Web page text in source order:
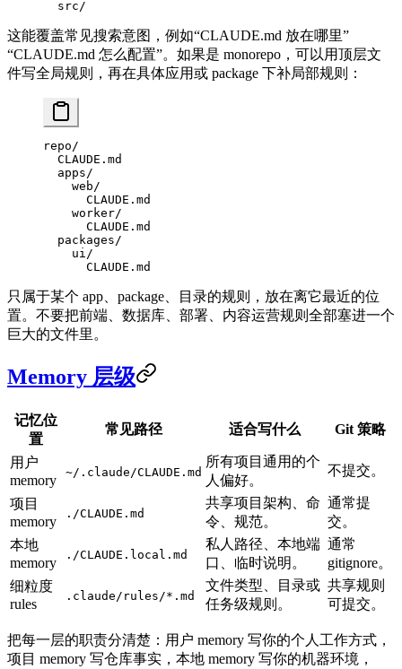
  src/
这能覆盖常见搜索意图，例如“CLAUDE.md 放在哪里”
“CLAUDE.md 怎么配置”。如果是 monorepo，可以用顶层文
件写全局规则，再在具体应用或 package 下补局部规则：
repo/
  CLAUDE.md
  apps/
    web/
      CLAUDE.md
    worker/
      CLAUDE.md
  packages/
    ui/
      CLAUDE.md
只属于某个 app、package、目录的规则，放在离它最近的位
置。不要把前端、数据库、部署、内容运营规则全部塞进一个
巨大的文件里。
Memory 层级
记忆位
置
常见路径 适合写什么 Git 策略
用户
memory
~/.claude/CLAUDE.md
所有项目通用的个
人偏好。
不提交。
项目
memory
./CLAUDE.md
共享项目架构、命
令、规范。
通常提
交。
本地
memory
./CLAUDE.local.md
私人路径、本地端
口、临时说明。
通常
gitignore。
细粒度
rules
.claude/rules/*.md
文件类型、目录或
任务级规则。
共享规则
可提交。
把每一层的职责分清楚：用户 memory 写你的个人工作方式，
项目 memory 写仓库事实，本地 memory 写你的机器环境，